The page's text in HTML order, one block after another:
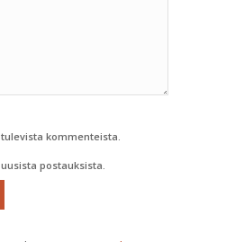
kommenteista.
postauksista.